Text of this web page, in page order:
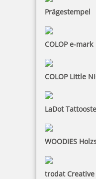
Prägestempel
COLOP e-mark
COLOP Little
LaDot
WOODIES
trodat